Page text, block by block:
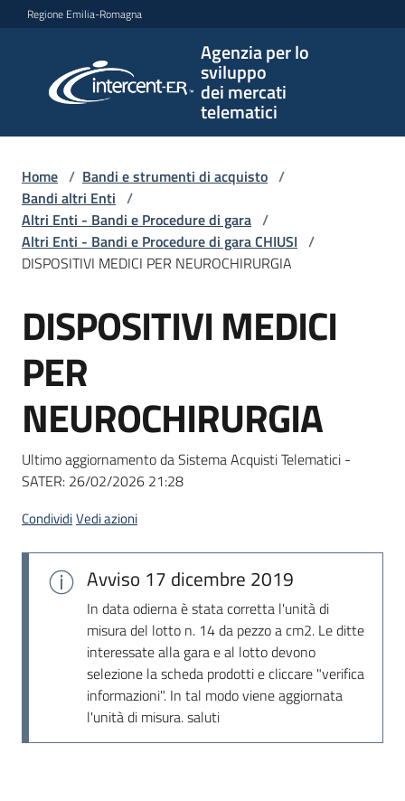
Vai al contenuto
Vai alla navigazione
Vai al footer
Regione Emilia-Romagna
Agenzia per lo
sviluppo
dei mercati
telematici
per lo
sviluppo
telematici
L'Agenzia
Bandi
strumenti
acquisto
Supporto
telematiche
site
Home / Bandi e strumenti di acquisto /
Bandi altri Enti /
Altri Enti - Bandi e Procedure di gara /
Altri Enti - Bandi e Procedure di gara CHIUSI /
DISPOSITIVI MEDICI PER NEUROCHIRURGIA
Salta al contenuto
DISPOSITIVI MEDICI
PER
NEUROCHIRURGIA
Ultimo aggiornamento da Sistema Acquisti Telematici -
SATER: 26/02/2026 21:28
CondividiVedi azioni
Avviso 17 dicembre 2019
In data odierna è stata corretta l'unità di
misura del lotto n. 14 da pezzo a cm2. Le ditte
interessate alla gara e al lotto devono
selezione la scheda prodotti e cliccare "verifica
informazioni". In tal modo viene aggiornata
l'unità di misura. saluti